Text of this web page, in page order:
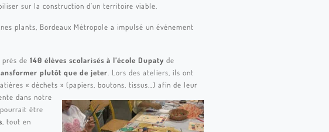
sur la construction d’un territoire viable.
plants, Bordeaux Métropole a impulsé un événement
près de 140 élèves scolarisés à l’école Dupaty de
plutôt que de jeter . Lors des ateliers, ils ont
« déchets » (papiers, boutons, tissus…) afin de leur
dans notre
être
, tout en